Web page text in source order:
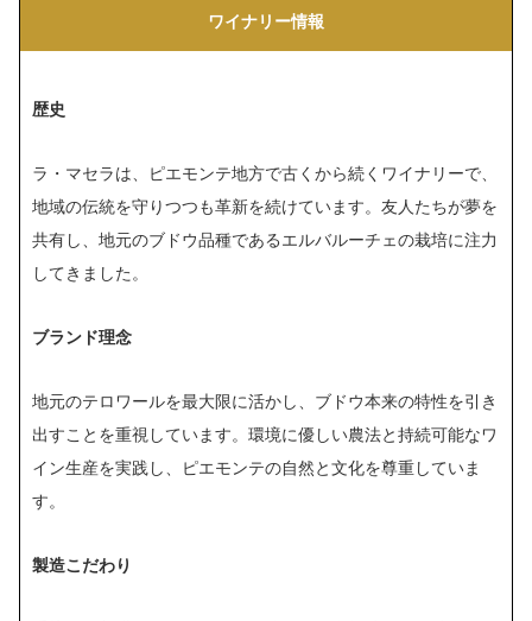
ワイナリー情報
歴史
ラ・マセラは、ピエモンテ地方で古くから続くワイナリーで、
地域の伝統を守りつつも革新を続けています。友人たちが夢を
共有し、地元のブドウ品種であるエルバルーチェの栽培に注力
してきました​​。
ブランド理念
地元のテロワールを最大限に活かし、ブドウ本来の特性を引き
出すことを重視しています。環境に優しい農法と持続可能なワ
イン生産を実践し、ピエモンテの自然と文化を尊重していま
す。
製造こだわり